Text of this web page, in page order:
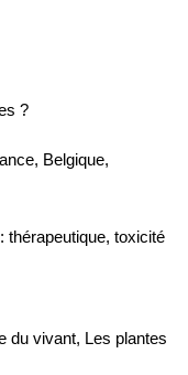
?
Belgique,
thérapeutique, toxicité
du vivant, Les plantes